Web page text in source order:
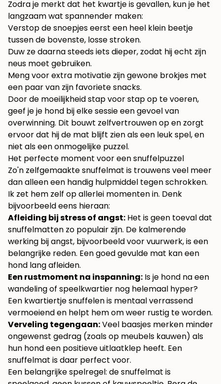
Zodra je merkt dat het kwartje is gevallen, kun je het
langzaam wat spannender maken:
Verstop de snoepjes eerst een heel klein beetje
tussen de bovenste, losse stroken.
Duw ze daarna steeds iets dieper, zodat hij echt zijn
neus moet gebruiken.
Meng voor extra motivatie zijn gewone brokjes met
een paar van zijn favoriete snacks.
Door de moeilijkheid stap voor stap op te voeren,
geef je je hond bij elke sessie een gevoel van
overwinning. Dit bouwt zelfvertrouwen op en zorgt
ervoor dat hij de mat blijft zien als een leuk spel, en
niet als een onmogelijke puzzel.
Het perfecte moment voor een snuffelpuzzel
Zo'n zelfgemaakte snuffelmat is trouwens veel meer
dan alleen een handig hulpmiddel tegen schrokken.
Ik zet hem zelf op allerlei momenten in. Denk
bijvoorbeeld eens hieraan:
Afleiding bij stress of angst: Het is geen toeval dat
snuffelmatten zo populair zijn. De kalmerende
werking bij angst, bijvoorbeeld voor vuurwerk, is een
belangrijke reden. Een goed gevulde mat kan een
hond lang afleiden.
Een rustmoment na inspanning: Is je hond na een
wandeling of speelkwartier nog helemaal hyper?
Een kwartiertje snuffelen is mentaal verrassend
vermoeiend en helpt hem om weer rustig te worden.
Verveling tegengaan:Veel baasjes merken minder
ongewenst gedrag (zoals op meubels kauwen) als
hun hond een positieve uitlaatklep heeft. Een
snuffelmat is daar perfect voor.
Een belangrijke spelregel: de snuffelmat is